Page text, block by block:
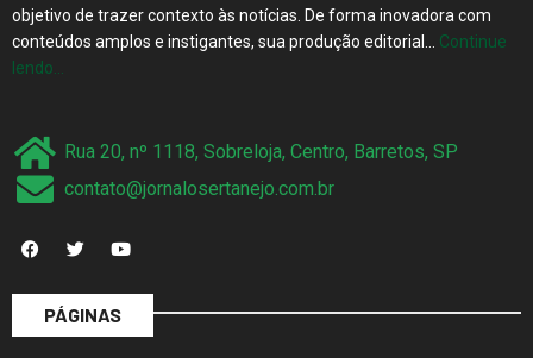
objetivo de trazer contexto às notícias. De forma inovadora com
conteúdos amplos e instigantes, sua produção editorial… Continue
lendo…
Rua 20, nº 1118, Sobreloja, Centro, Barretos, SP
contato@jornalosertanejo.com.br
PÁGINAS